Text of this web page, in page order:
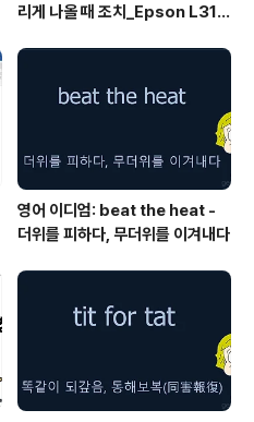
리게 나올 때 조치_Epson L315
영어 이디엄: beat the heat -
더위를 피하다, 무더위를 이겨내다